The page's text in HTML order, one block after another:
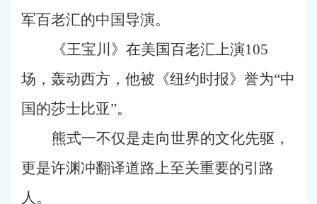
军百老汇的中国导演。
《王宝川》在美国百老汇上演105
场，轰动西方，他被《纽约时报》誉为“中
国的莎士比亚”。
熊式一不仅是走向世界的文化先驱，
更是许渊冲翻译道路上至关重要的引路
人。